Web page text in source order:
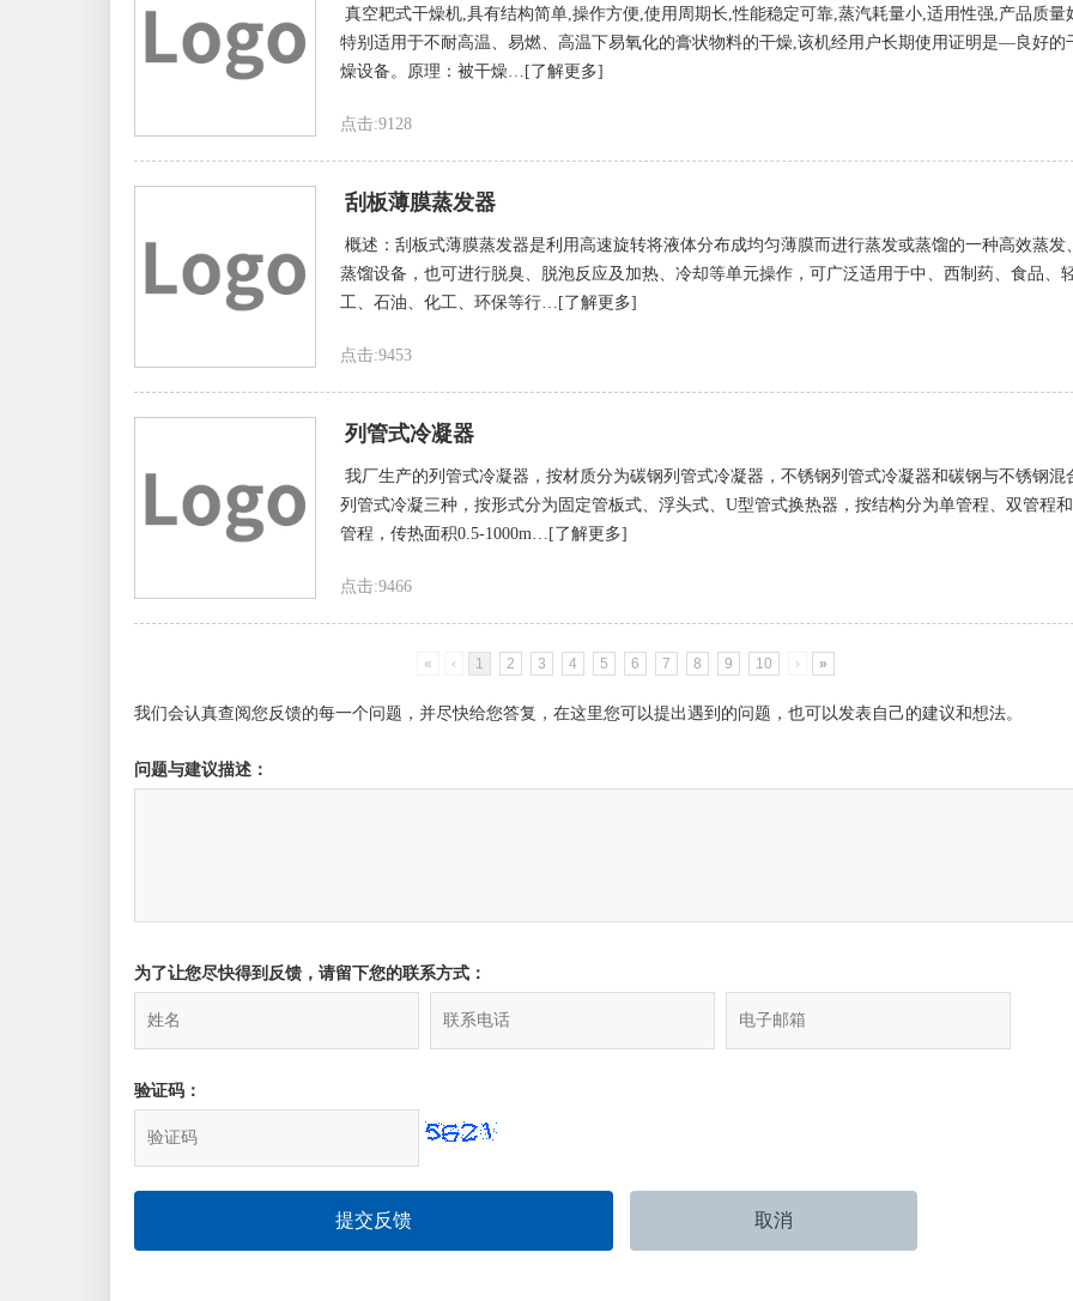
真空耙式干燥机,具有结构简单,操作方便,使用周期长,性能稳定可靠,蒸汽耗量小,适用性强,产品质量
特别适用于不耐高温、易燃、高温下易氧化的膏状物料的干燥,该机经用户长期使用证明是—良好的
燥设备。原理：被干燥…[了解更多]
点击:9128
刮板薄膜蒸发器
概述：刮板式薄膜蒸发器是利用高速旋转将液体分布成均匀薄膜而进行蒸发或蒸馏的一种高效蒸发、
蒸馏设备，也可进行脱臭、脱泡反应及加热、冷却等单元操作，可广泛适用于中、西制药、食品、
工、石油、化工、环保等行…[了解更多]
点击:9453
列管式冷凝器
我厂生产的列管式冷凝器，按材质分为碳钢列管式冷凝器，不锈钢列管式冷凝器和碳钢与不锈钢混
列管式冷凝三种，按形式分为固定管板式、浮头式、U型管式换热器，按结构分为单管程、双管程
管程，传热面积0.5-1000m…[了解更多]
点击:9466
« ‹ 1 2 3 4 5 6 7 8 9 10 › »
我们会认真查阅您反馈的每一个问题，并尽快给您答复，在这里您可以提出遇到的问题，也可以发表自己的建议和想法。
问题与建议描述：
为了让您尽快得到反馈，请留下您的联系方式：
验证码：